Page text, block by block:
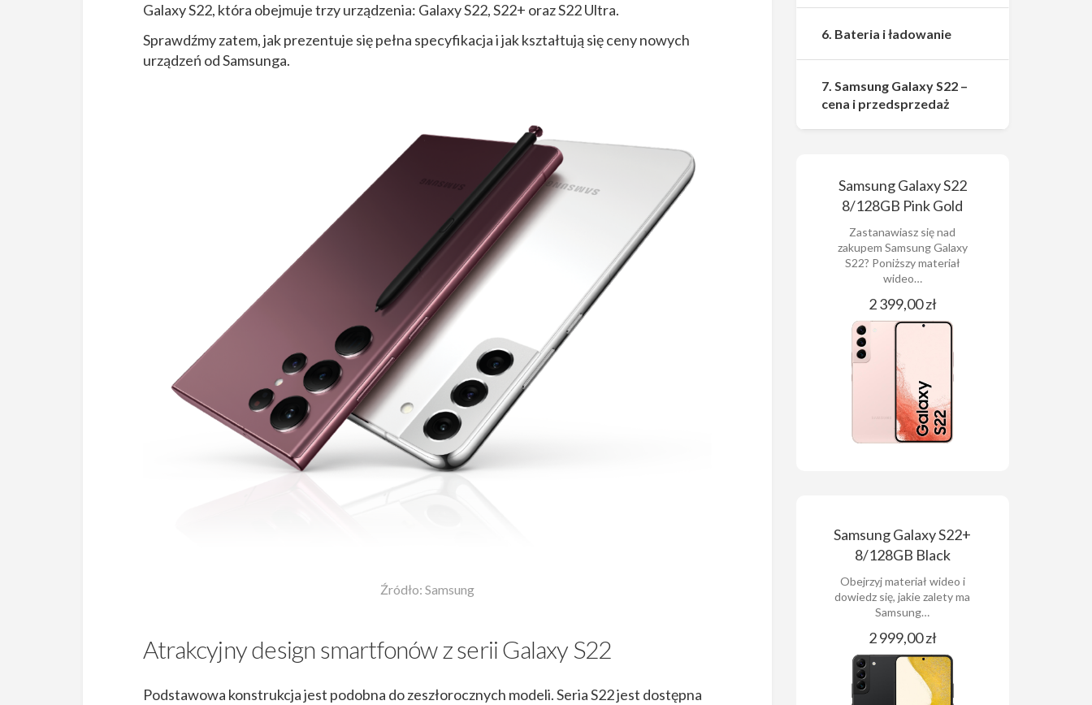
Galaxy S22, która obejmuje trzy urządzenia: Galaxy S22, S22+ oraz S22 Ultra.
Sprawdźmy zatem, jak prezentuje się pełna specyfikacja i jak kształtują się ceny nowych
urządzeń od Samsunga.
Źródło: Samsung
Atrakcyjny design smartfonów z serii Galaxy S22
Podstawowa konstrukcja jest podobna do zeszłorocznych modeli. Seria S22 jest dostępna
6. Bateria i ładowanie
7. Samsung Galaxy S22 –
cena i przedsprzedaż
Samsung Galaxy S22
8/128GB Pink Gold
Zastanawiasz się nad
zakupem Samsung Galaxy
S22? Poniższy materiał
wideo…
2 399,00 zł
Samsung Galaxy S22+
8/128GB Black
Obejrzyj materiał wideo i
dowiedz się, jakie zalety ma
Samsung…
2 999,00 zł